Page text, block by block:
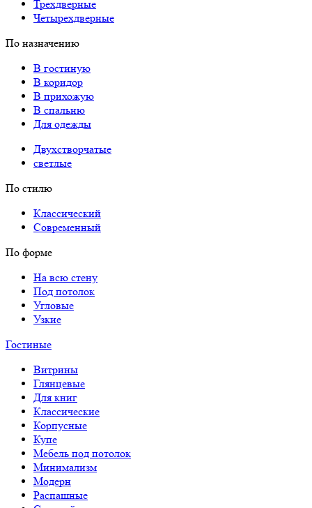
Трехдверные
Четырехдверные
По назначению
В гостиную
В коридор
В прихожую
В спальню
Для одежды
Двухстворчатые
светлые
По стилю
Классический
Современный
По форме
На всю стену
Под потолок
Угловые
Узкие
Гостиные
Витрины
Глянцевые
Для книг
Классические
Корпусные
Купе
Мебель под потолок
Минимализм
Модерн
Распашные